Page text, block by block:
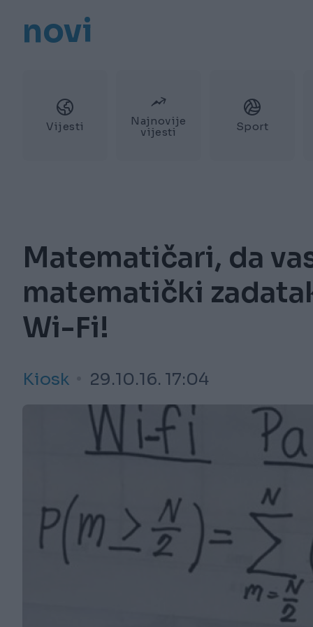
novi
Vijesti
Najnovije
vijesti
Sport
Matematičari, da
matematički
Wi-Fi!
Kiosk 29.10.16. 17:04